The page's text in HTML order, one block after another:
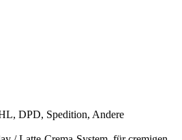
DPD, Spedition, Andere